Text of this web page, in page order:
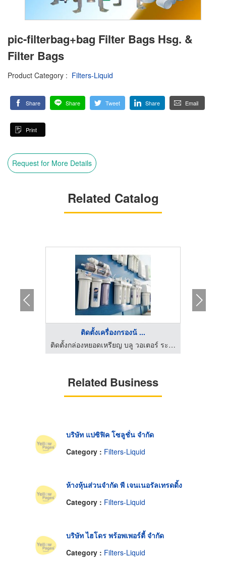
pic-filterbag+bag Filter Bags Hsg. &
Filter Bags
Product Category : Filters-Liquid
Share Share Tweet Share Email
Print
Request for More Details
Related Catalog
ติดตั้งเครื่องกรองน้ ...
ติดตั้งกล่องหยอดเหรียญ บลู วอเตอร์ ระยอง
Related Business
บริษัท แปซิฟิค โซลูชั่น จำกัด
Category : Filters-Liquid
ห้างหุ้นส่วนจำกัด พี เจนเนอรัลเทรดดิ้ง
Category : Filters-Liquid
บริษัท ไฮโดร พร้อพเพอร์ตี้ จำกัด
Category : Filters-Liquid